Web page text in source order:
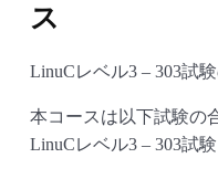
ス
LinuCレベル3 – 303試
本コースは以下試験の
LinuCレベル3 – 303試験